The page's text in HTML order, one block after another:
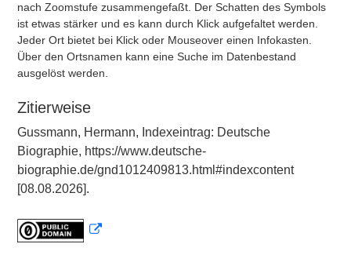
nach Zoomstufe zusammengefaßt. Der Schatten des Symbols
ist etwas stärker und es kann durch Klick aufgefaltet werden.
Jeder Ort bietet bei Klick oder Mouseover einen Infokasten.
Über den Ortsnamen kann eine Suche im Datenbestand
ausgelöst werden.
Zitierweise
Gussmann, Hermann, Indexeintrag: Deutsche
Biographie, https://www.deutsche-
biographie.de/gnd1012409813.html#indexcontent
[08.08.2026].